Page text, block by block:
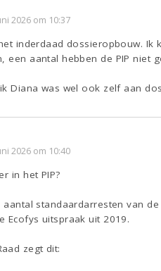
2026 om 10:37
inderdaad dossieropbouw. Ik
een aantal hebben de PIP niet
Diana was wel ook zelf aan
2026 om 10:40
in het PIP?
aantal standaardarresten van
Ecofys uitspraak uit 2019.
zegt dit: